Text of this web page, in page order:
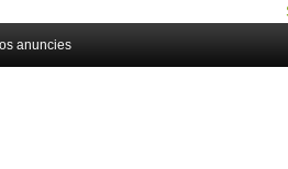
anuncies